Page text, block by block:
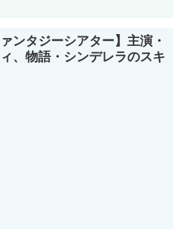
ァンタジーシアター】主演・
、物語・シンデレラのスキ